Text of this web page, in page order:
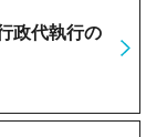
政代執行の